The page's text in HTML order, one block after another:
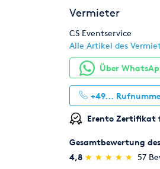
Vermieter
CS Eventservice
Alle Artikel des
Über
+49...
Erento Zertifikat
Gesamtbewertung
4,8 (*)
★
★
(*) ★
★
(*) ★
★
(*) ★
★
(*) ★
★ 57